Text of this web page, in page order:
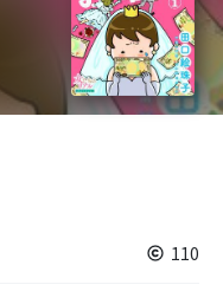
110